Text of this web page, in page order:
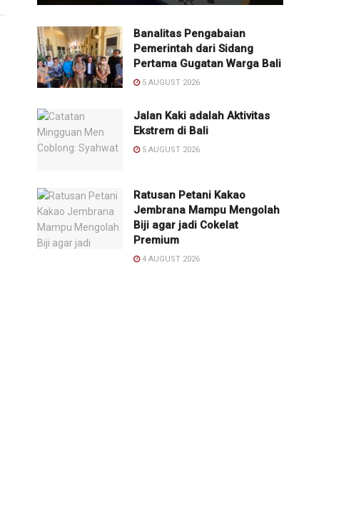
Banalitas Pengabaian
Pemerintah dari Sidang
Pertama Gugatan Warga Bali
5 AUGUST 2026
Jalan Kaki adalah Aktivitas
Ekstrem di Bali
5 AUGUST 2026
Ratusan Petani Kakao
Jembrana Mampu Mengolah
Biji agar jadi Cokelat
Premium
4 AUGUST 2026